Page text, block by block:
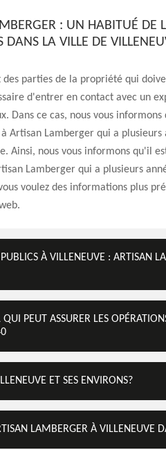
: UN HABITUÉ DE
DANS LA VILLE DE
des parties de la propriété qui
d'entrer en contact avec un
Dans ce cas, nous vous
Artisan Lamberger qui a plusieurs
Ainsi, nous vous informons qu'il
Lamberger qui a plusieurs
voulez des informations plus
À VILLENEUVE : ARTISAN
PEUT ASSURER LES
ET SES ENVIRONS?
LAMBERGER À VILLENEUVE